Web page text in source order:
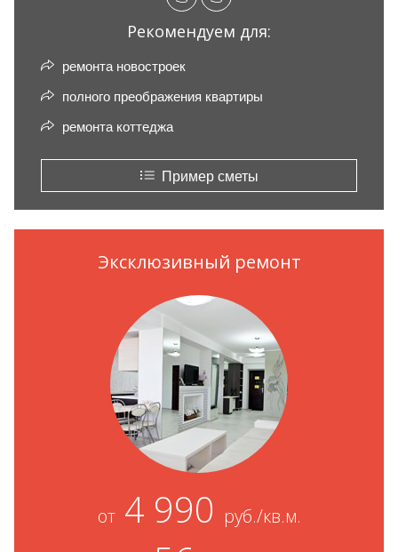
Рекомендуем для:
ремонта новостроек
полного преображения квартиры
ремонта коттеджа
Пример сметы
Эксклюзивный ремонт
от4 990 руб./кв.м.